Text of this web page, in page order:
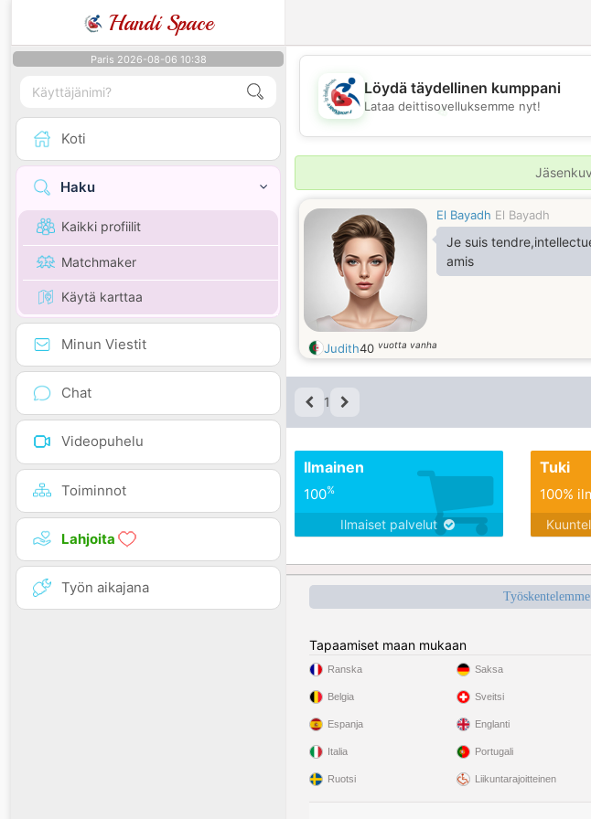
Handi Space
Paris 2026-08-06 10:38
Koti
Haku
Kaikki profiilit
Matchmaker
Käytä karttaa
Minun Viestit
Chat
Videopuhelu
Toiminnot
Lahjoita
Työn aikajana
💖
Löydä täydellinen kumppani
Lataa deittisovelluksemme nyt!
El Bayadh El Bayadh
Je suis
amis
Judith40 vuotta vanha
1
Ilmainen
100%
Ilmaiset palvelut
Tuki
100%
Tapaamiset maan mukaan
Ranska
Belgia
Espanja
Italia
Ruotsi
Saksa
Sveitsi
Englanti
Portugali
Liikuntarajoitteinen